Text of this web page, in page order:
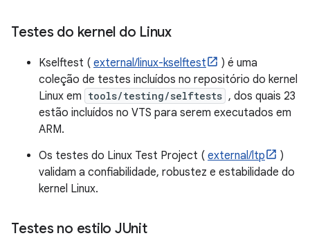
Testes do kernel do Linux
Kselftest ( external/linux-kselftest
) é uma
coleção de testes incluídos no repositório do kernel
Linux em tools/testing/selftests , dos quais 23
estão incluídos no VTS para serem executados em
ARM.
Os testes do Linux Test Project ( external/ltp
)
validam a confiabilidade, robustez e estabilidade do
kernel Linux.
Testes no estilo JUnit